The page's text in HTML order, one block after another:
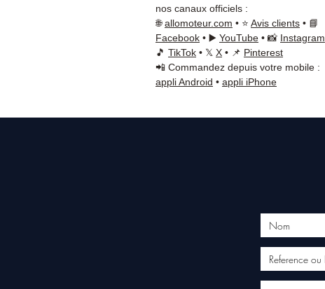
nos canaux officiels :
🌐allomoteur.com • ⭐ Avis clients • 📘
Facebook • ▶️ YouTube • 📸 Instagram
🎵 TikTok • 𝕏 X • 📌 Pinterest
📲 Commandez depuis votre mobile :
appli Android • appli iPhone